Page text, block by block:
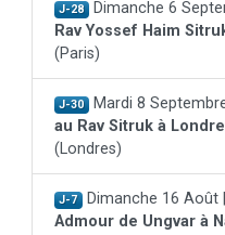
J-28 Dimanche 6
Rav Yossef Haim
(Paris)
J-30 Mardi 8 Septembre
au Rav Sitruk à
(Londres)
J-7 Dimanche 16 Août |
Admour de Ungvar à